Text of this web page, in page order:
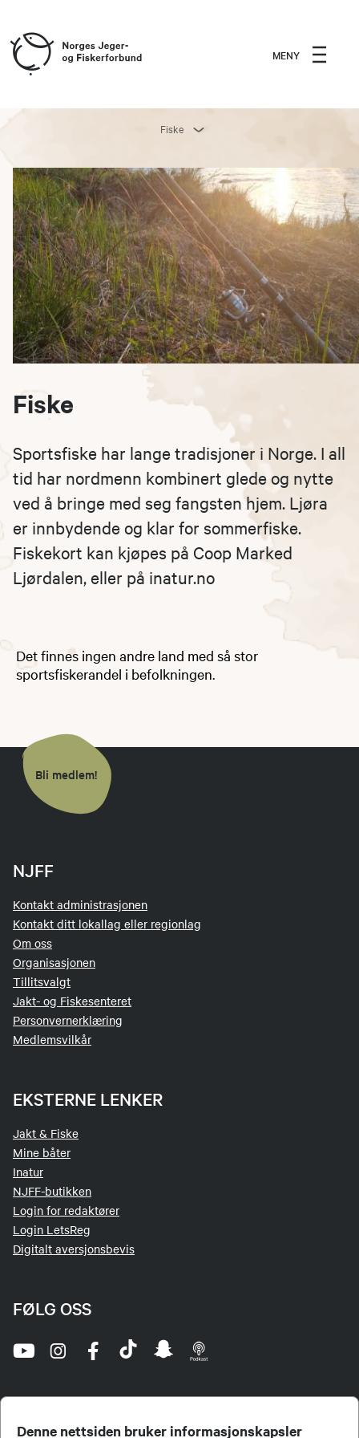
Denne nettsiden bruker informasjonskapsler
MENY
Fiske
Fiske
Sportsfiske har lange tradisjoner i Norge. I all
tid har nordmenn kombinert glede og nytte
ved å bringe med seg fangsten hjem. Ljøra
er innbydende og klar for sommerfiske.
Fiskekort kan kjøpes på Coop Marked
Ljørdalen, eller på inatur.no
Det finnes ingen andre land med så stor
sportsfiskerandel i befolkningen.
Bli medlem!
NJFF
Kontakt administrasjonen
Kontakt ditt lokallag eller regionlag
Om oss
Organisasjonen
Tillitsvalgt
Jakt- og Fiskesenteret
Personvernerklæring
Medlemsvilkår
EKSTERNE LENKER
Jakt & Fiske
Mine båter
Inatur
NJFF-butikken
Login for redaktører
Login LetsReg
Digitalt aversjonsbevis
FØLG OSS